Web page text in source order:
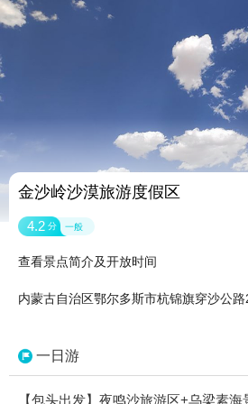
金沙岭沙漠旅游度假区
4.2 分 一般
查看景点简介及开放时间
内蒙古自治区鄂尔多斯市杭锦旗穿沙公
一日游
【包头出发】夜鸣沙旅游区+乌梁素
